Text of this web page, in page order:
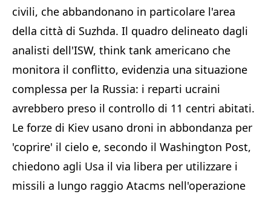
civili, che abbandonano in particolare l'area
della città di Suzhda. Il quadro delineato dagli
analisti dell'ISW, think tank americano che
monitora il conflitto, evidenzia una situazione
complessa per la Russia: i reparti ucraini
avrebbero preso il controllo di 11 centri abitati.
Le forze di Kiev usano droni in abbondanza per
'coprire' il cielo e, secondo il Washington Post,
chiedono agli Usa il via libera per utilizzare i
missili a lungo raggio Atacms nell'operazione